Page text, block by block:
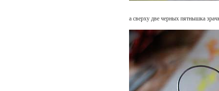
а сверху две черных пятнышка